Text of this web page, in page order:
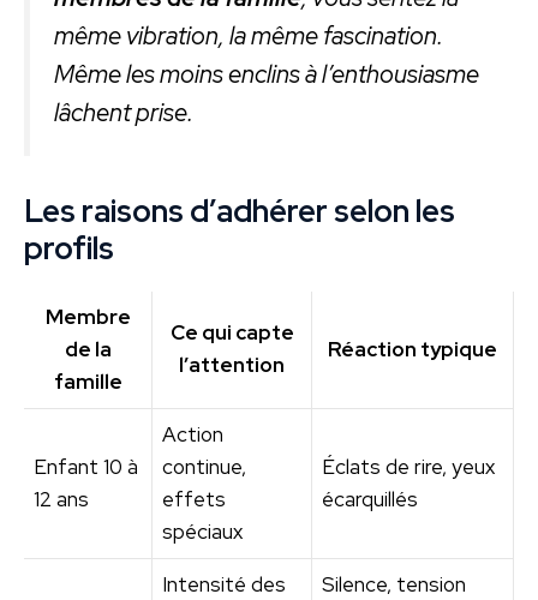
même vibration, la même fascination.
Même les moins enclins à l’enthousiasme
lâchent prise.
Les raisons d’adhérer selon les
profils
Membre
de la
famille
Ce qui capte
l’attention
Réaction typique
Enfant 10 à
12 ans
Action
continue,
effets
spéciaux
Éclats de rire, yeux
écarquillés
Intensité des
Silence, tension